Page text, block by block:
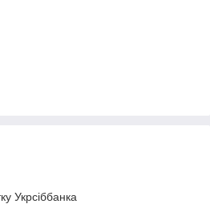
Укрсіббанка